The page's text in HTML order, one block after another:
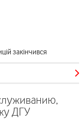
закінчився
ДГУ